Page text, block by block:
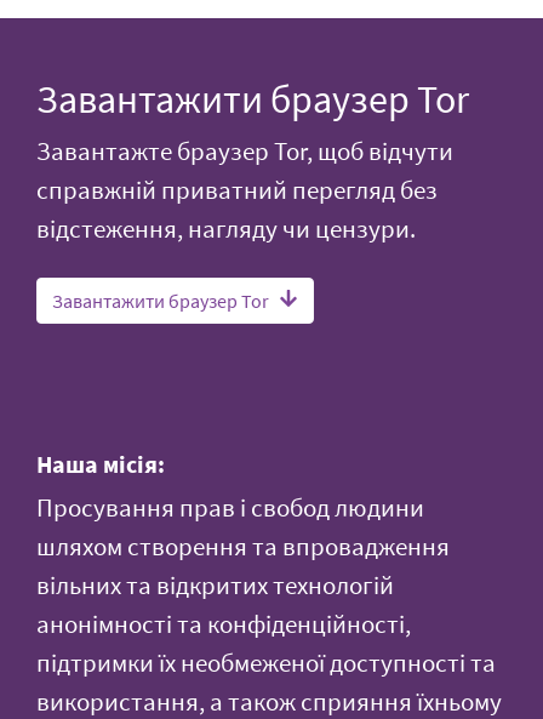
Завантажити браузер Tor
Завантажте браузер Tor, щоб відчути
справжній приватний перегляд без
відстеження, нагляду чи цензури.
Завантажити браузер Tor
Наша місія:
Просування прав і свобод людини
шляхом створення та впровадження
вільних та відкритих технологій
анонімності та конфіденційності,
підтримки їх необмеженої доступності та
використання, а також сприяння їхньому